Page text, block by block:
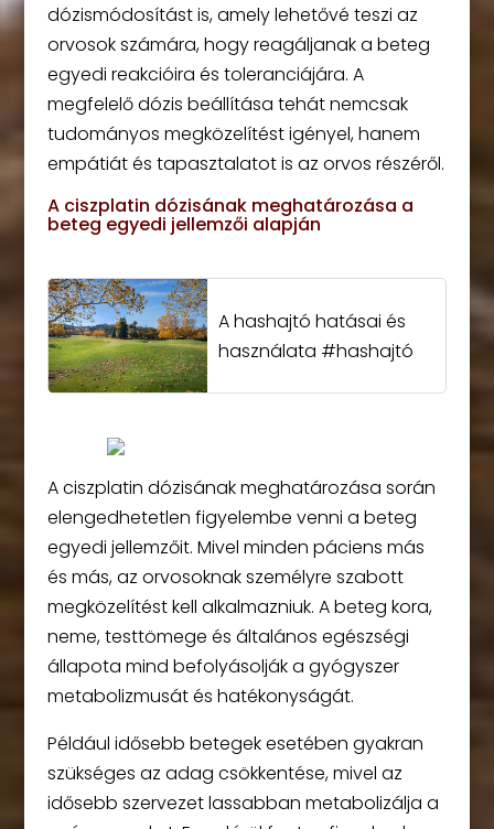
dózismódosítást is, amely lehetővé teszi az
orvosok számára, hogy reagáljanak a beteg
egyedi reakcióira és toleranciájára. A
megfelelő dózis beállítása tehát nemcsak
tudományos megközelítést igényel, hanem
empátiát és tapasztalatot is az orvos részéről.
A ciszplatin dózisának meghatározása a
beteg egyedi jellemzői alapján
A hashajtó hatásai és
használata #hashajtó
A ciszplatin dózisának meghatározása során
elengedhetetlen figyelembe venni a beteg
egyedi jellemzőit. Mivel minden páciens más
és más, az orvosoknak személyre szabott
megközelítést kell alkalmazniuk. A beteg kora,
neme, testtömege és általános egészségi
állapota mind befolyásolják a gyógyszer
metabolizmusát és hatékonyságát.
Például idősebb betegek esetében gyakran
szükséges az adag csökkentése, mivel az
idősebb szervezet lassabban metabolizálja a